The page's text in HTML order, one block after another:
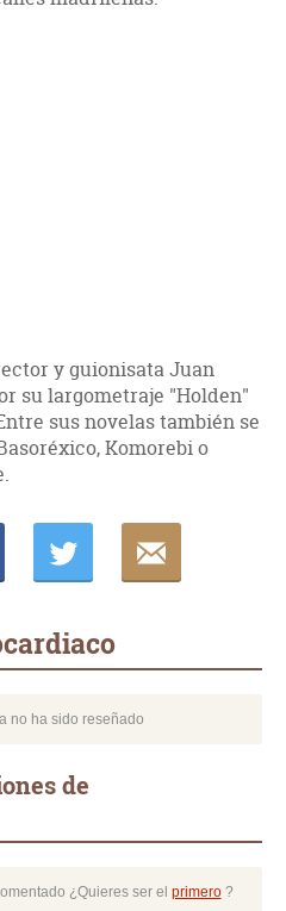
y guionisata Juan
su largometraje "Holden"
sus novelas también se
Komorebi o
no ha sido reseñado
de
¿Quieres ser el primero?